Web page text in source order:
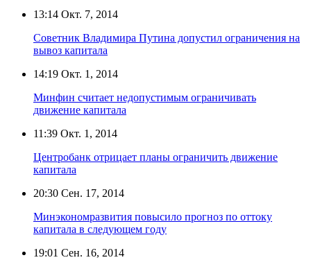
13:14 Окт. 7, 2014
Советник Владимира Путина допустил ограничения на
вывоз капитала
14:19 Окт. 1, 2014
Минфин считает недопустимым ограничивать
движение капитала
11:39 Окт. 1, 2014
Центробанк отрицает планы ограничить движение
капитала
20:30 Сен. 17, 2014
Минэкономразвития повысило прогноз по оттоку
капитала в следующем году
19:01 Сен. 16, 2014